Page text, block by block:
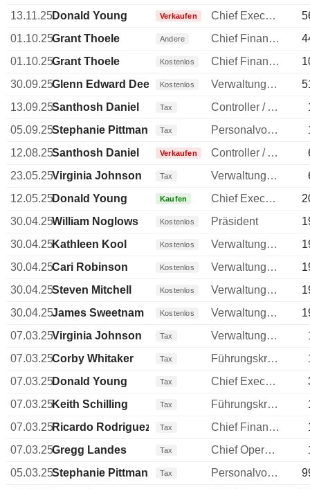
13.11.25Donald Young Verkaufen Chief Executive Officer (CEO)
01.10.25Grant Thoele Andere Chief Financial Officer (CFO)
01.10.25Grant Thoele Kostenlos Chief Financial Officer (CFO)
30.09.25Glenn Edward DeeganKostenlos Verwaltungsdirektor
13.09.25Santhosh Daniel Tax Controller / Auditor
05.09.25Stephanie Pittman Tax Personalvorstand
12.08.25Santhosh Daniel Verkaufen Controller / Auditor
23.05.25Virginia Johnson Tax Verwaltungsdirektor
12.05.25Donald Young Kaufen Chief Executive Officer (CEO)
30.04.25William Noglows Kostenlos Präsident
30.04.25Kathleen Kool Kostenlos Verwaltungsratsmitglied
30.04.25Cari Robinson Kostenlos Verwaltungsratsmitglied
30.04.25Steven Mitchell Kostenlos Verwaltungsratsmitglied
30.04.25James Sweetnam Kostenlos Verwaltungsratsmitglied
07.03.25Virginia Johnson Tax Verwaltungsdirektor
07.03.25Corby Whitaker Tax Führungskraft / leitender Angestellter
07.03.25Donald Young Tax Chief Executive Officer (CEO)
07.03.25Keith Schilling Tax Führungskraft / leitender Angestellter
07.03.25Ricardo Rodriguez Tax Chief Financial Officer (CFO)
07.03.25Gregg Landes Tax Chief Operating Officer (COO)
05.03.25Stephanie Pittman Tax Personalvorstand